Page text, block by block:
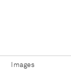
Images